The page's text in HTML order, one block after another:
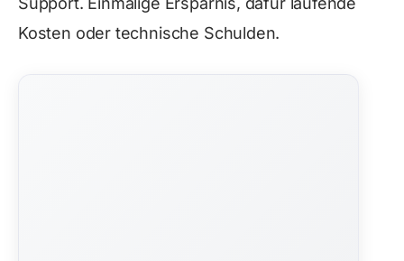
Kosten oder technische Schulden.